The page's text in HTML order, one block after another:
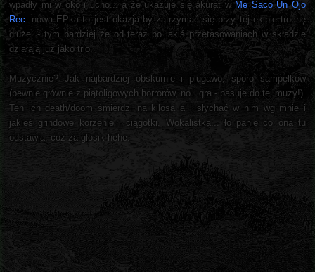
wpadły mi w oko i ucho... a że ukazuje się akurat w Me Saco Un Ojo
Rec.
nowa EPka to jest okazja by zatrzymać się przy tej ekipie trochę
dłużej - tym bardziej że od teraz po jakiś przetasowaniach w składzie
działają już jako trio.
Muzycznie? Jak najbardziej obskurnie i plugawo, sporo sampelków
(pewnie głównie z piątoligowych horrorów, no i gra - pasuje do tej muzy!).
Ten ich death/doom śmierdzi na kilosa a i słychać w nim wg mnie i
jakieś grindowe korzenie i ciągotki. Wokalistka... ło panie co ona tu
odstawia, cóż za głosik hehe.